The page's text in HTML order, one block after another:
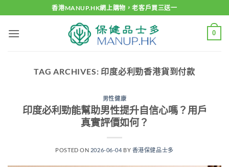
to
content
香港MANUP.HK網上購物，老客戶買三送一
0
TAG ARCHIVES: 印度必利勁香港貨到付款
男性健康
印度必利勁能幫助男性提升自信心嗎？用戶
真實評價如何？
POSTED ON 2026-06-04 BY 香港保健品士多